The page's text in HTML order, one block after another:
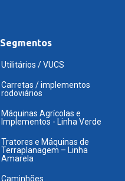
Segmentos
Utilitários / VUCS
Carretas / implementos
rodoviários
Máquinas Agrícolas e
Implementos - Linha Verde
Tratores e Máquinas de
Terraplanagem – Linha
Amarela
Caminhões